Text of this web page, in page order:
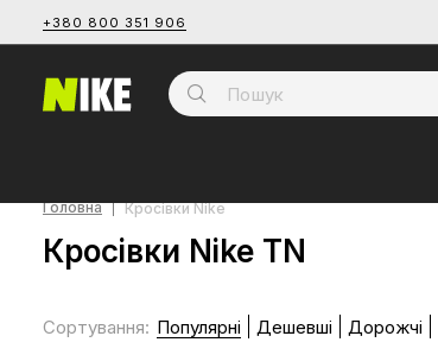
+380 800 351 906
Головна Кросівки Nike
Кросівки Nike TN
Сортування: Популярні Дешевші Дорожчі